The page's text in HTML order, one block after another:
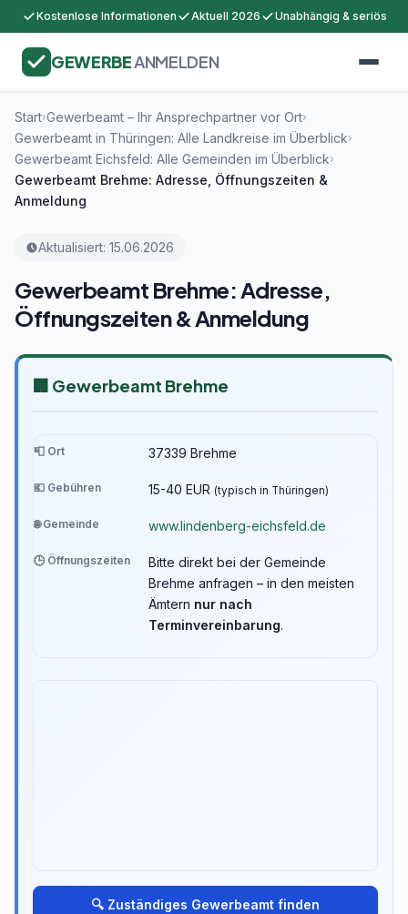
Kostenlose Informationen Aktuell 2026 Unabhängig & seriös
GEWERBEANMELDEN
Start›Gewerbeamt – Ihr Ansprechpartner vor Ort›
Gewerbeamt in Thüringen: Alle Landkreise im Überblick›
Gewerbeamt Eichsfeld: Alle Gemeinden im Überblick›
Gewerbeamt Brehme: Adresse, Öffnungszeiten &
Anmeldung
Aktualisiert: 15.06.2026
Gewerbeamt Brehme: Adresse,
Öffnungszeiten & Anmeldung
🏢 Gewerbeamt Brehme
📮 Ort 37339 Brehme
💶 Gebühren 15-40 EUR (typisch in Thüringen)
🌐 Gemeinde www.lindenberg-eichsfeld.de
🕒 Öffnungszeiten
Bitte direkt bei der Gemeinde
Brehme anfragen – in den meisten
Ämtern nur nach
Terminvereinbarung.
🔍 Zuständiges Gewerbeamt finden